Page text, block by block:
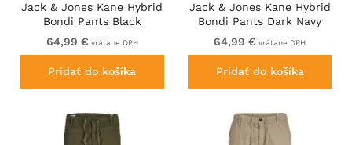
Jack & Jones Kane Hybrid
Bondi Pants Black
64,99 € vrátane DPH
Pridať do košíka
Jack & Jones Kane Hybrid
Bondi Pants Dark Navy
64,99 € vrátane DPH
Pridať do košíka